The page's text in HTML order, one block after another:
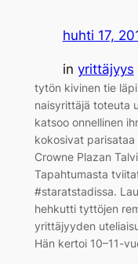
huhti 17,
in yrittäjyys
tytön kivinen tie
naisyrittäjä toteuta
katsoo onnellinen
kokosivat parisataa
Crowne Plazan
Tapahtumasta
#staratstadissa.
hehkutti tyttöjen
yrittäjyyden
Hän kertoi 10–11-